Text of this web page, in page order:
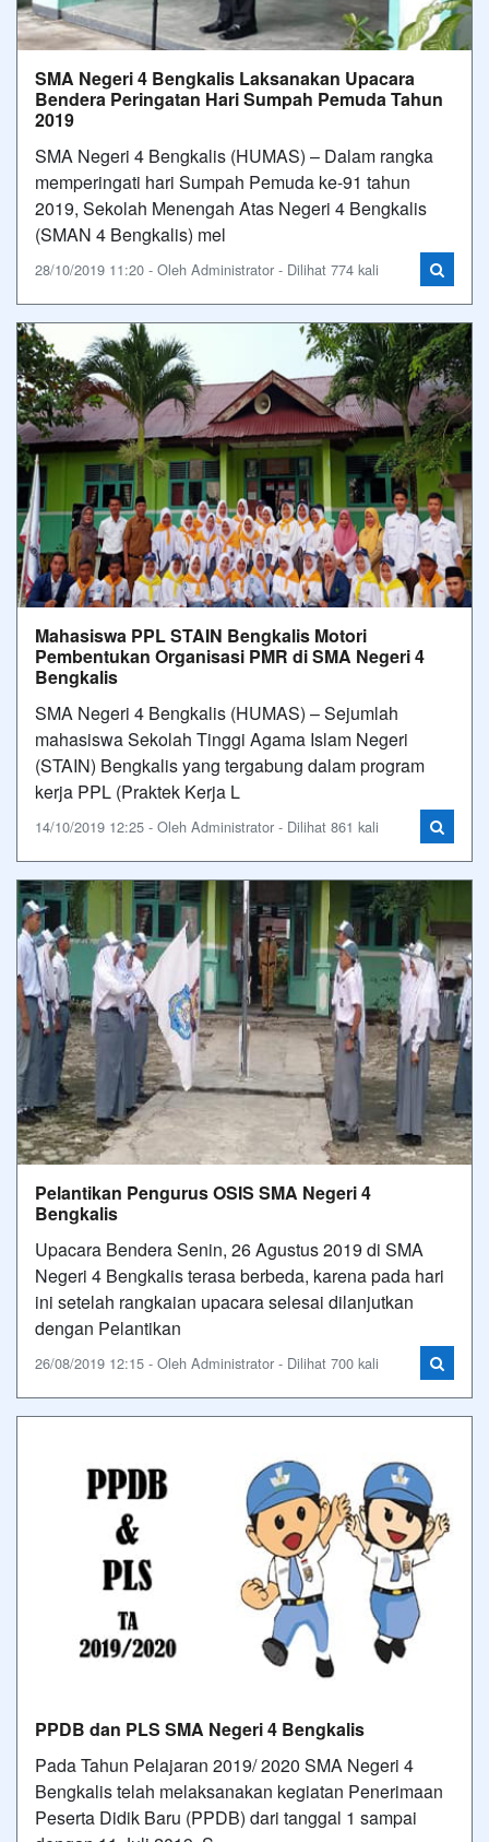
SMA Negeri 4 Bengkalis Laksanakan Upacara
Bendera Peringatan Hari Sumpah Pemuda Tahun
2019
SMA Negeri 4 Bengkalis (HUMAS) – Dalam rangka
memperingati hari Sumpah Pemuda ke-91 tahun
2019, Sekolah Menengah Atas Negeri 4 Bengkalis
(SMAN 4 Bengkalis) mel
28/10/2019 11:20 - Oleh Administrator - Dilihat 774 kali
Mahasiswa PPL STAIN Bengkalis Motori
Pembentukan Organisasi PMR di SMA Negeri 4
Bengkalis
SMA Negeri 4 Bengkalis (HUMAS) – Sejumlah
mahasiswa Sekolah Tinggi Agama Islam Negeri
(STAIN) Bengkalis yang tergabung dalam program
kerja PPL (Praktek Kerja L
14/10/2019 12:25 - Oleh Administrator - Dilihat 861 kali
Pelantikan Pengurus OSIS SMA Negeri 4
Bengkalis
Upacara Bendera Senin, 26 Agustus 2019 di SMA
Negeri 4 Bengkalis terasa berbeda, karena pada hari
ini setelah rangkaian upacara selesai dilanjutkan
dengan Pelantikan
26/08/2019 12:15 - Oleh Administrator - Dilihat 700 kali
PPDB dan PLS SMA Negeri 4 Bengkalis
Pada Tahun Pelajaran 2019/ 2020 SMA Negeri 4
Bengkalis telah melaksanakan kegiatan Penerimaan
Peserta Didik Baru (PPDB) dari tanggal 1 sampai